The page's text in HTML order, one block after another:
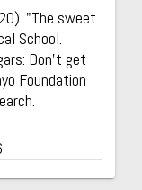
"The sweet
School.
Don't get
Foundation